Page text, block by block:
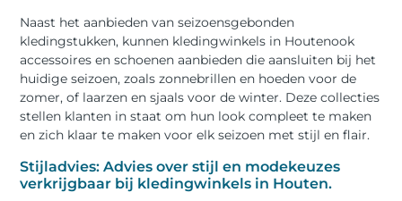
Naast het aanbieden van seizoensgebonden
kledingstukken, kunnen kledingwinkels in Houtenook
accessoires en schoenen aanbieden die aansluiten bij het
huidige seizoen, zoals zonnebrillen en hoeden voor de
zomer, of laarzen en sjaals voor de winter. Deze collecties
stellen klanten in staat om hun look compleet te maken
en zich klaar te maken voor elk seizoen met stijl en flair.
Stijladvies: Advies over stijl en modekeuzes
verkrijgbaar bij kledingwinkels in Houten.